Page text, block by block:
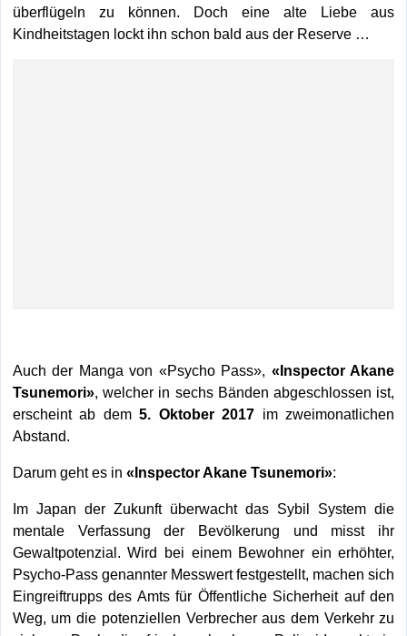
überflügeln zu können. Doch eine alte Liebe aus
Kindheitstagen lockt ihn schon bald aus der Reserve …
Auch der Manga von «Psycho Pass», «Inspector Akane
Tsunemori», welcher in sechs Bänden abgeschlossen ist,
erscheint ab dem5. Oktober 2017 im zweimonatlichen
Abstand.
Darum geht es in «Inspector Akane Tsunemori»:
Im Japan der Zukunft überwacht das Sybil System die
mentale Verfassung der Bevölkerung und misst ihr
Gewaltpotenzial. Wird bei einem Bewohner ein erhöhter,
Psycho-Pass genannter Messwert festgestellt, machen sich
Eingreiftrupps des Amts für Öffentliche Sicherheit auf den
Weg, um die potenziellen Verbrecher aus dem Verkehr zu